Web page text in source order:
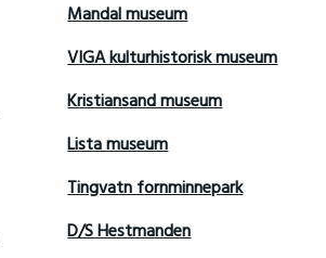
Mandal museum
VIGA kulturhistorisk museum
Kristiansand museum
Lista museum
Tingvatn fornminnepark
D/S Hestmanden